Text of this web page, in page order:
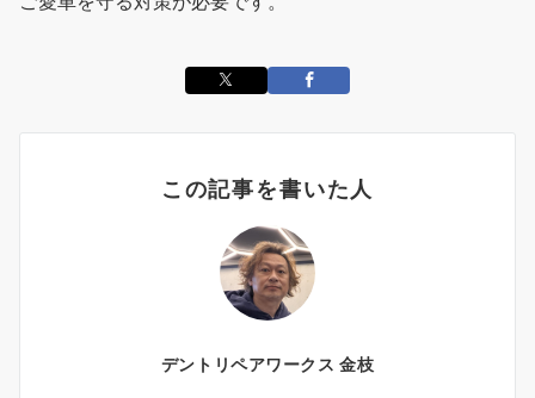
この記事を書いた人
デントリペアワークス 金枝